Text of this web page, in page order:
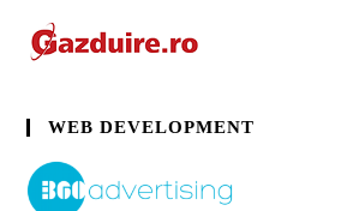
WEB DEVELOPMENT